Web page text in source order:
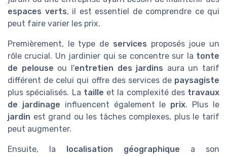
espaces verts, il est essentiel de comprendre ce qui
peut faire varier les prix.
Premièrement, le type de services proposés joue un
rôle crucial. Un jardinier qui se concentre sur la tonte
de pelouse ou l'entretien des jardins aura un tarif
différent de celui qui offre des services de paysagiste
plus spécialisés. La taille et la complexité des travaux
de jardinage influencent également le prix. Plus le
jardin est grand ou les tâches complexes, plus le tarif
peut augmenter.
Ensuite, la localisation géographique a son